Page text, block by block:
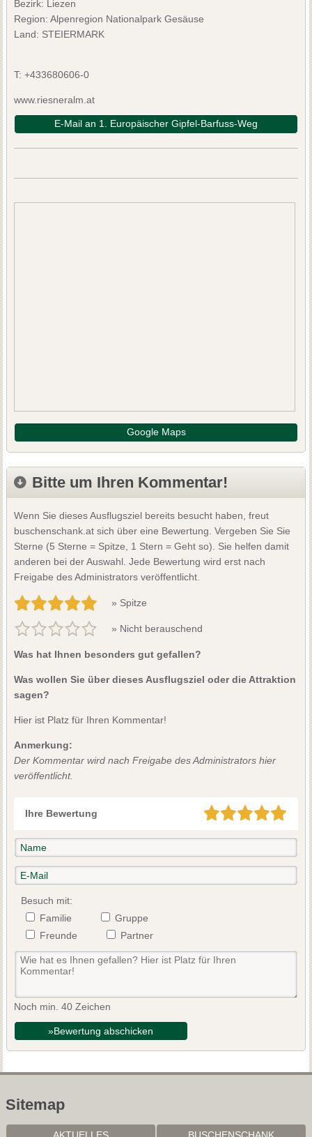
Bezirk: Liezen
Region: Alpenregion Nationalpark Gesäuse
Land: STEIERMARK
T: +433680606-0
www.riesneralm.at
E-Mail an 1. Europäischer Gipfel-Barfuss-Weg
Google Maps
Bitte um Ihren Kommentar!
Wenn Sie dieses Ausflugsziel bereits besucht haben, freut
buschenschank.at sich über eine Bewertung. Vergeben Sie Sie
Sterne (5 Sterne = Spitze, 1 Stern = Geht so). Sie helfen damit
anderen bei der Auswahl. Jede Bewertung wird erst nach
Freigabe des Administrators veröffentlicht.
» Spitze
» Nicht berauschend
Was hat Ihnen besonders gut gefallen?
Was wollen Sie über dieses Ausflugsziel oder die Attraktion
sagen?
Hier ist Platz für Ihren Kommentar!
Anmerkung:
Der Kommentar wird nach Freigabe des Administrators hier
veröffentlicht.
Ihre Bewertung
Besuch mit:
Familie
Gruppe
Freunde
Partner
Noch min. 40 Zeichen
»Bewertung abschicken
Sitemap